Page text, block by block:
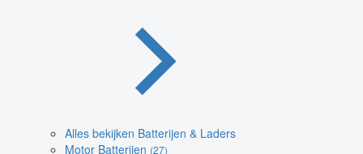
Alles bekijken Batterijen & Laders
Motor Batterijen (27)